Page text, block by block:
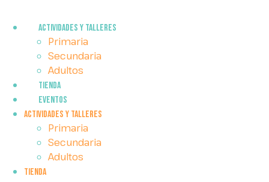
ACTIVIDADES Y TALLERES
Primaria
Secundaria
Adultos
Tienda
EVENTOS
ACTIVIDADES Y TALLERES
Primaria
Secundaria
Adultos
Tienda